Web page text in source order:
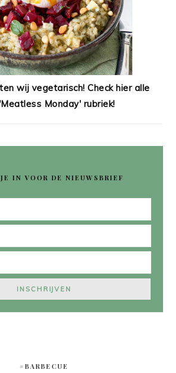
wij vegetarisch! Check hier alle
Monday' rubriek!
IN VOOR DE NIEUWSBRIEF
#BARBECUE